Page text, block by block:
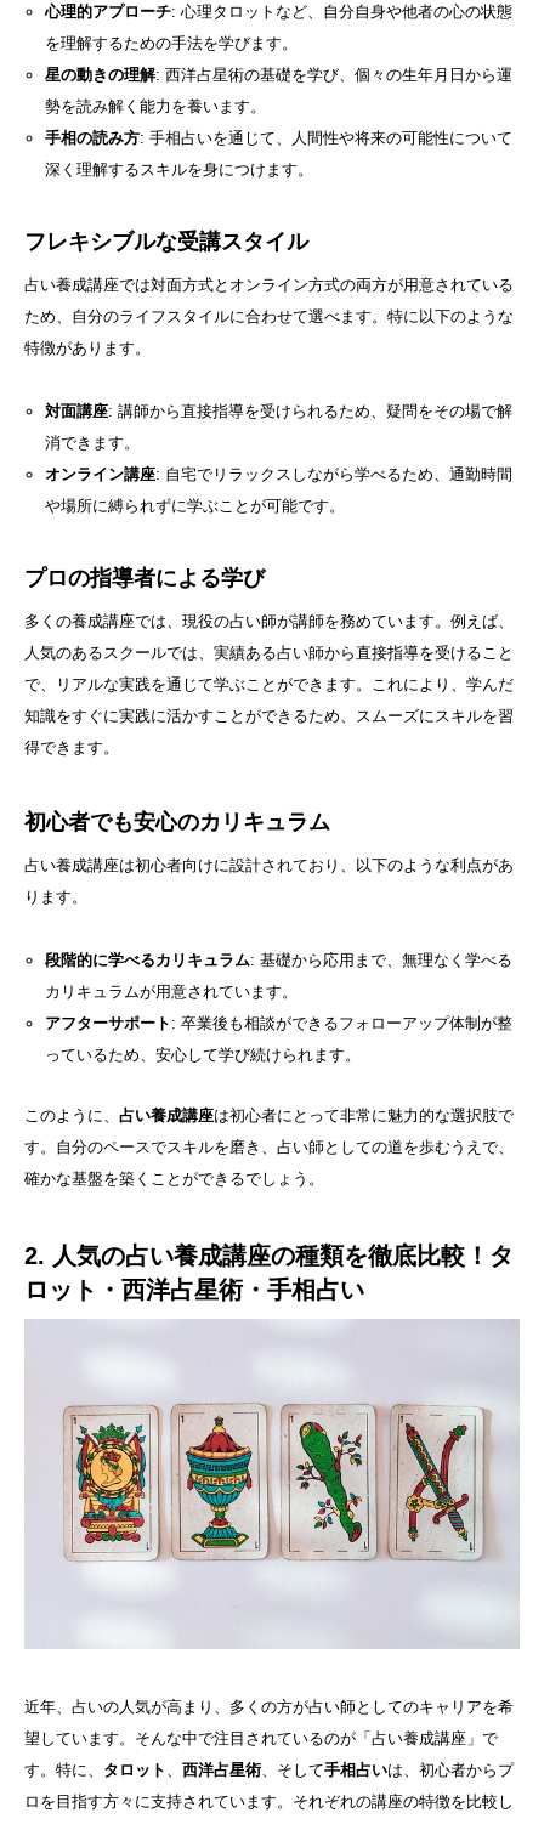
心理的アプローチ: 心理タロットなど、自分自身や他者の心の状態
を理解するための手法を学びます。
星の動きの理解: 西洋占星術の基礎を学び、個々の生年月日から運
勢を読み解く能力を養います。
手相の読み方: 手相占いを通じて、人間性や将来の可能性について
深く理解するスキルを身につけます。
フレキシブルな受講スタイル
占い養成講座では対面方式とオンライン方式の両方が用意されている
ため、自分のライフスタイルに合わせて選べます。特に以下のような
特徴があります。
対面講座: 講師から直接指導を受けられるため、疑問をその場で解
消できます。
オンライン講座: 自宅でリラックスしながら学べるため、通勤時間
や場所に縛られずに学ぶことが可能です。
プロの指導者による学び
多くの養成講座では、現役の占い師が講師を務めています。例えば、
人気のあるスクールでは、実績ある占い師から直接指導を受けること
で、リアルな実践を通じて学ぶことができます。これにより、学んだ
知識をすぐに実践に活かすことができるため、スムーズにスキルを習
得できます。
初心者でも安心のカリキュラム
占い養成講座は初心者向けに設計されており、以下のような利点があ
ります。
段階的に学べるカリキュラム: 基礎から応用まで、無理なく学べる
カリキュラムが用意されています。
アフターサポート : 卒業後も相談ができるフォローアップ体制が整
っているため、安心して学び続けられます。
このように、 占い養成講座は初心者にとって非常に魅力的な選択肢で
す。自分のペースでスキルを磨き、占い師としての道を歩むうえで、
確かな基盤を築くことができるでしょう。
2. 人気の占い養成講座の種類を徹底比較！タ
ロット・西洋占星術・手相占い
近年、占いの人気が高まり、多くの方が占い師としてのキャリアを希
望しています。そんな中で注目されているのが「占い養成講座」で
す。特に、 タロット 西洋占星術 、そして手相占いは、初心者からプ
ロを目指す方々に支持されています。それぞれの講座の特徴を比較し